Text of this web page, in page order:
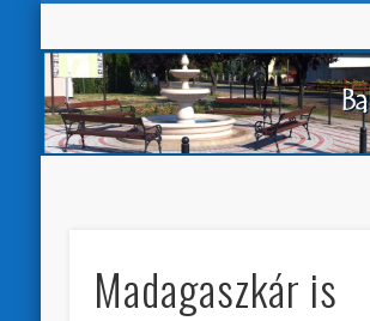
Madagaszkár is